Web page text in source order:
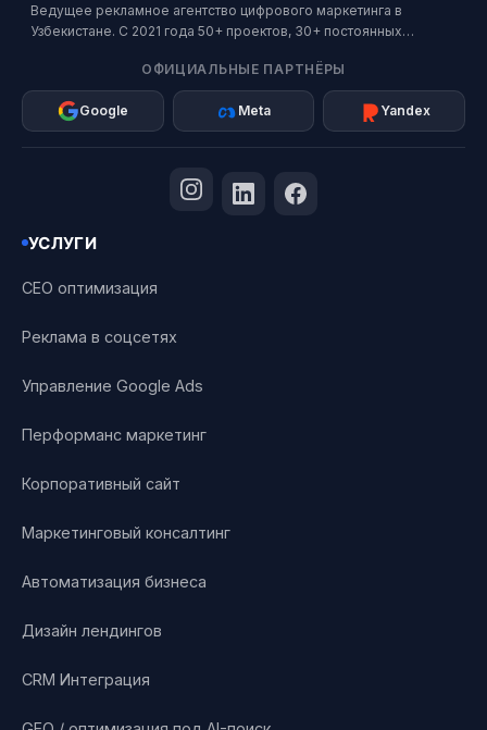
Ведущее рекламное агентство цифрового маркетинга в
Узбекистане. С 2021 года 50+ проектов, 30+ постоянных
ОФИЦИАЛЬНЫЕ ПАРТНЁРЫ
Google Meta Yandex
УСЛУГИ
СЕО оптимизация
Реклама в соцсетях
Управление Google Ads
Перформанс маркетинг
Корпоративный сайт
Маркетинговый консалтинг
Автоматизация бизнеса
Дизайн лендингов
CRM Интеграция